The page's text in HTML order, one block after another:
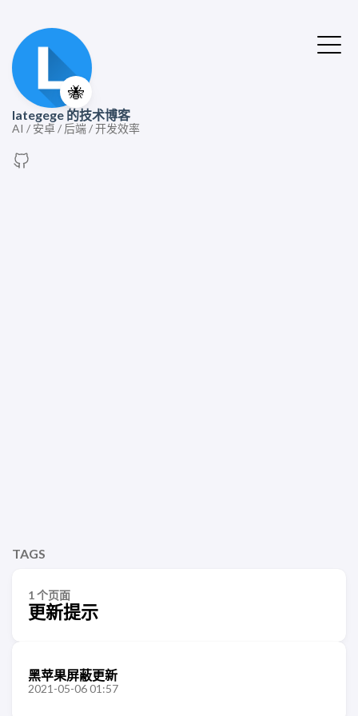
🐝
lategege 的技术博客
AI / 安卓 / 后端 / 开发效率
TAGS
1 个页面
更新提示
黑苹果屏蔽更新
2021-05-06 01:57